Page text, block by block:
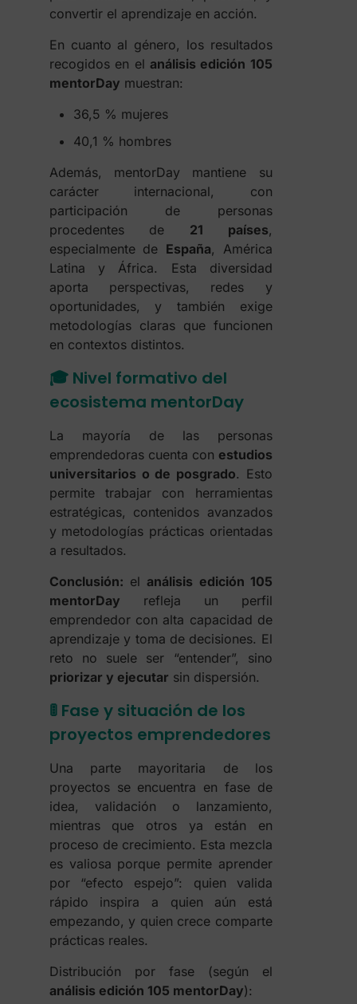
convertir el aprendizaje en acción.
En cuanto al género, los resultados
recogidos en elanálisis edición 105
mentorDay muestran:
36,5 % mujeres
40,1 % hombres
Además, mentorDay mantiene su
carácter internacional, con
participación de personas
procedentes de 21 países,
especialmente de España, América
Latina y África. Esta diversidad
aporta perspectivas, redes y
oportunidades, y también exige
metodologías claras que funcionen
en contextos distintos.
🎓 Nivel formativo del
ecosistema mentorDay
La mayoría de las personas
emprendedoras cuenta con estudios
universitarios o de posgrado. Esto
permite trabajar con herramientas
estratégicas, contenidos avanzados
y metodologías prácticas orientadas
a resultados.
Conclusión: elanálisis edición 105
mentorDay refleja un perfil
emprendedor con alta capacidad de
aprendizaje y toma de decisiones. El
reto no suele ser “entender”, sino
priorizar y ejecutar sin dispersión.
🚦 Fase y situación de los
proyectos emprendedores
Una parte mayoritaria de los
proyectos se encuentra en fase de
idea, validación o lanzamiento,
mientras que otros ya están en
proceso de crecimiento. Esta mezcla
es valiosa porque permite aprender
por “efecto espejo”: quien valida
rápido inspira a quien aún está
empezando, y quien crece comparte
prácticas reales.
Distribución por fase (según el
análisis edición 105 mentorDay):